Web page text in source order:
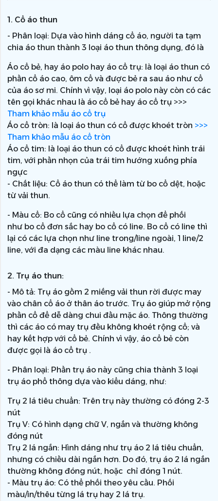
1. Cổ áo thun
- Phân loại: Dựa vào hình dáng cổ áo, người ta tạm
chia áo thun thành 3 loại áo thun thông dụng, đó là
Áo cổ bẻ, hay áo polo hay áo cổ trụ: là loại áo thun có
phần cổ áo cao, ôm cổ và được bẻ ra sau áo như cổ
của áo sơ mi. Chính vì vậy, loại áo polo này còn có các
tên gọi khác nhau là áo cổ bẻ hay áo cổ trụ >>>
Tham khảo mẫu áo cổ trụ
Áo cổ tròn: là loại áo thun có cổ được khoét tròn >>>
Tham khảo mẫu áo cổ tròn
Áo cổ tim: là loại áo thun có cổ được khoét hình trái
tim, với phần nhọn của trái tim hướng xuống phía
ngực
- Chất liệu: Cổ áo thun có thể làm từ bo cổ dệt, hoặc
từ vải thun.
- Màu cổ: Bo cổ cũng có nhiều lựa chọn để phối
như bo cổ đơn sắc hay bo cổ có line. Bo cổ có line thì
lại có các lựa chọn như line trong/line ngoài, 1 line/2
line, với đa dạng các màu line khác nhau.
2. Trụ áo thun:
- Mô tả: Trụ áo gồm 2 miếng vải thun rời được may
vào chân cổ áo ở thân áo trước. Trụ áo giúp mở rộng
phần cổ để dễ dàng chui đầu mặc áo. Thông thường
thì các áo có may trụ đều không khoét rộng cổ; và
hay kết hợp với cổ bẻ. Chính vì vậy, áo cổ bẻ còn
được gọi là áo cổ trụ .
- Phân loại: Phần trụ áo này cũng chia thành 3 loại
trụ áo phổ thông dựa vào kiểu dáng, như:
Trụ 2 lá tiêu chuẩn: Trên trụ này thường có đóng 2-3
nút
Trụ V: Có hình dạng chữ V, ngắn và thường không
đóng nút
Trụ 2 lá ngắn: Hình dáng như trụ áo 2 lá tiêu chuẩn,
nhưng có chiều dài ngắn hơn. Do đó, trụ áo 2 lá ngắn
thường không đóng nút, hoặc chỉ đóng 1 nút.
- Màu trụ áo: Có thể phối theo yêu cầu. Phối
màu/in/thêu từng lá trụ hay 2 lá trụ.